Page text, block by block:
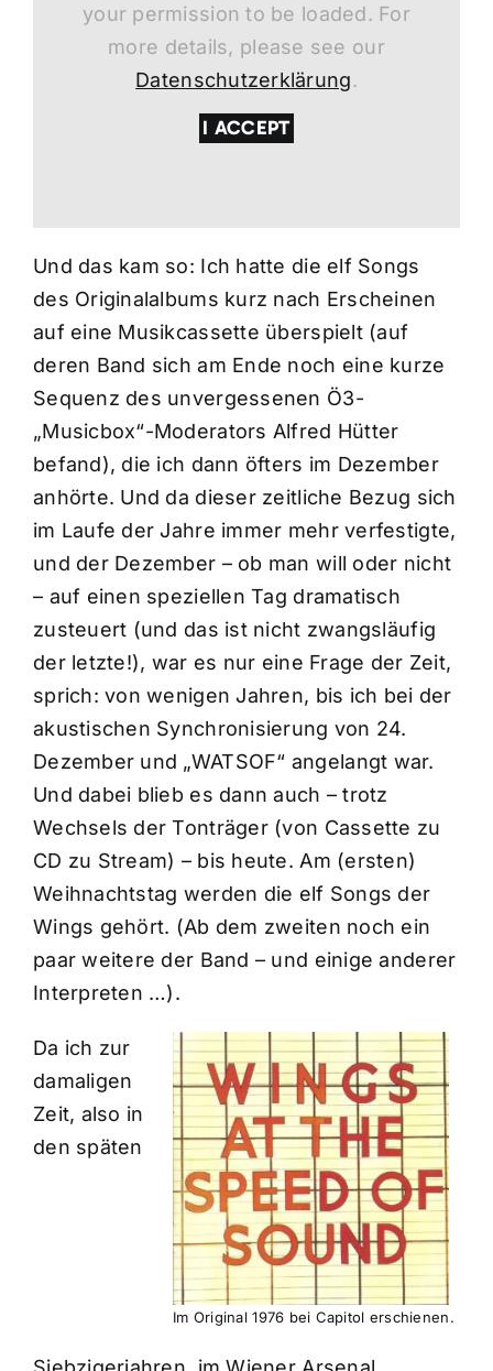
your permission to be loaded. For
more details, please see our
Datenschutzerklärung.
I ACCEPT
Und das kam so: Ich hatte die elf Songs
des Originalalbums kurz nach Erscheinen
auf eine Musikcassette überspielt (auf
deren Band sich am Ende noch eine kurze
Sequenz des unvergessenen Ö3-
„Musicbox“-Moderators Alfred Hütter
befand), die ich dann öfters im Dezember
anhörte. Und da dieser zeitliche Bezug sich
im Laufe der Jahre immer mehr verfestigte,
und der Dezember – ob man will oder nicht
– auf einen speziellen Tag dramatisch
zusteuert (und das ist nicht zwangsläufig
der letzte!), war es nur eine Frage der Zeit,
sprich: von wenigen Jahren, bis ich bei der
akustischen Synchronisierung von 24.
Dezember und „WATSOF“ angelangt war.
Und dabei blieb es dann auch – trotz
Wechsels der Tonträger (von Cassette zu
CD zu Stream) – bis heute. Am (ersten)
Weihnachtstag werden die elf Songs der
Wings gehört. (Ab dem zweiten noch ein
paar weitere der Band – und einige anderer
Interpreten …).
Im Original 1976 bei Capitol erschienen.
Da ich zur
damaligen
Zeit, also in
den späten